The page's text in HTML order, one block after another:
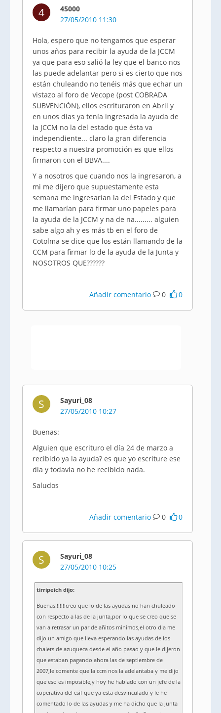
4
45000
27/05/2010 11:30
Hola, espero que no tengamos que esperar
unos años para recibir la ayuda de la JCCM
ya que para eso salió la ley que el banco nos
las puede adelantar pero si es cierto que nos
están chuleando no tenéis más que echar un
vistazo al foro de Vecope (post COBRADA
SUBVENCIÓN), ellos escrituraron en Abril y
en unos días ya tenía ingresada la ayuda de
la JCCM no la del estado que ésta va
independiente... claro la gran diferencia
respecto a nuestra promoción es que ellos
firmaron con el BBVA....
Y a nosotros que cuando nos la ingresaron, a
mi me dijero que supuestamente esta
semana me ingresarían la del Estado y que
me llamarían para firmar uno papeles para
la ayuda de la JCCM y na de na......... alguien
sabe algo ah y es más tb en el foro de
Cotolma se dice que los están llamando de la
CCM para firmar lo de la ayuda de la Junta y
NOSOTROS QUE??????
Añadir comentario 0 0
S
Sayuri_08
27/05/2010 10:27
Buenas:
Alguien que escrituro el día 24 de marzo a
recibido ya la ayuda? es que yo escriture ese
dia y todavia no he recibido nada.
Saludos
Añadir comentario 0 0
S
Sayuri_08
27/05/2010 10:25
tirripeich dijo:
Buenas!!!!!!!creo que lo de las ayudas no han chuleado
con respecto a las de la junta,por lo que se creo que se
van a retrasar un par de añitos minimos,el otro dia me
dijo un amigo que lleva esperando las ayudas de los
chalets de azuqueca desde el año pasao y que le dijeron
que estaban pagando ahora las de septiembre de
2007,le comente que la ccm nos la adelantaba y me dijo
que eso es imposible,y hoy he hablado con un jefe de la
coperativa del csif que ya esta desvinculado y le he
comentado lo de las ayudas y me ha dicho que la junta